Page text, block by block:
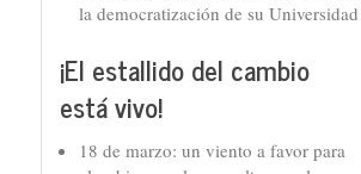
la democratización de su
¡El estallido del cambio
está vivo!
18 de marzo: un viento a favor para